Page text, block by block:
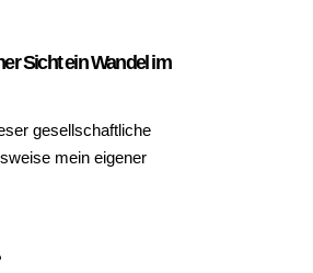
Sicht ein Wandel im
gesellschaftliche
mein eigener